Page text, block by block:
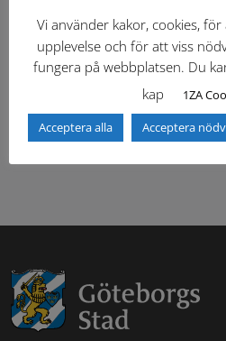
Dokumentbibliotek
Tidigare versioner
Vi använder kakor, cookies,
upplevelse och för att viss
fungera på webbplatsen. Du
kap
1ZA
Acceptera alla Acceptera